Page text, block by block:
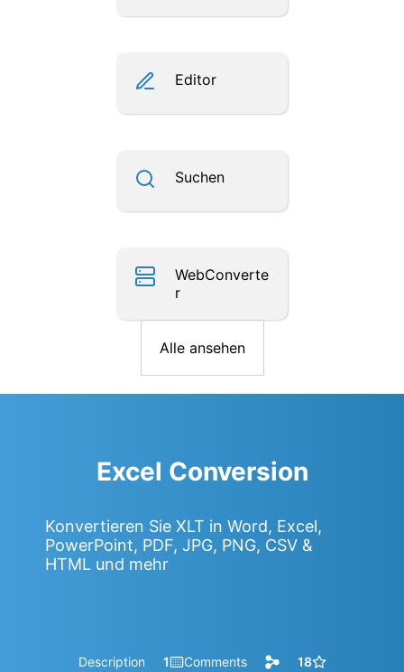
Editor
Suchen
WebConverte
r
Alle ansehen
Excel Conversion
Konvertieren Sie XLT in Word, Excel,
PowerPoint, PDF, JPG, PNG, CSV &
HTML und mehr
Description 1 Comments
18